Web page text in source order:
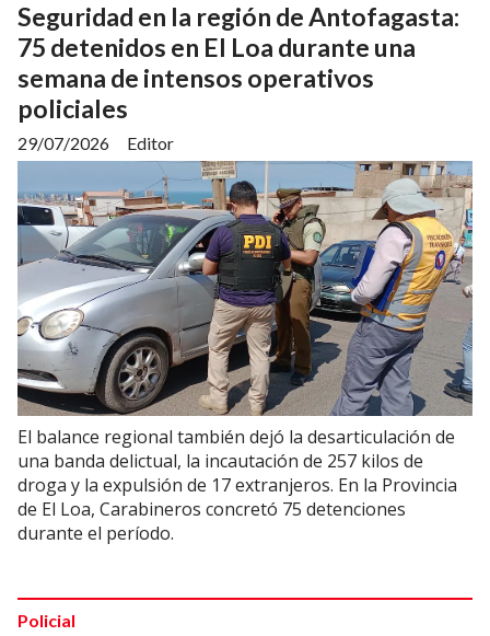
Seguridad en la región de Antofagasta:
75 detenidos en El Loa durante una
semana de intensos operativos
policiales
Editor
29/07/2026
El balance regional también dejó la desarticulación de
una banda delictual, la incautación de 257 kilos de
droga y la expulsión de 17 extranjeros. En la Provincia
de El Loa, Carabineros concretó 75 detenciones
durante el período.
Policial